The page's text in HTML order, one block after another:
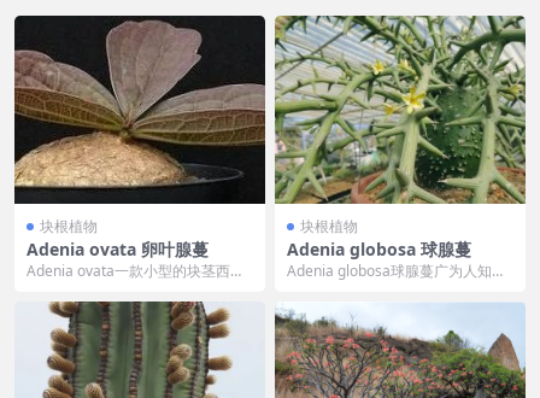
块根植物
Adenia ovata 卵叶腺蔓
Adenia ovata一款小型的块茎西番
威廉...
块根植物
Adenia globosa 球腺蔓
Adenia globosa球腺蔓广为人知的
的西番...